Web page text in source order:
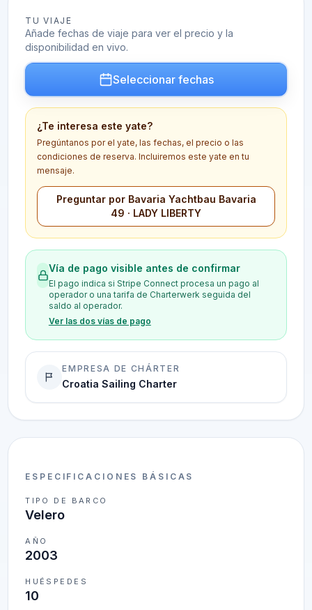
ESPECIFICACIONES BÁSICAS
TIPO DE BARCO
Velero
AÑO
2003
HUÉSPEDES
10
TU VIAJE
Añade fechas de viaje para ver el precio y la
disponibilidad en vivo.
Seleccionar fechas
¿Te interesa este yate?
Pregúntanos por el yate, las fechas, el precio o las
condiciones de reserva. Incluiremos este yate en tu
mensaje.
Preguntar por Bavaria Yachtbau Bavaria
49 · LADY LIBERTY
Vía de pago visible antes de confirmar
El pago indica si Stripe Connect procesa un pago al
operador o una tarifa de Charterwerk seguida del
saldo al operador.
Ver las dos vías de pago
EMPRESA DE CHÁRTER
Croatia Sailing Charter